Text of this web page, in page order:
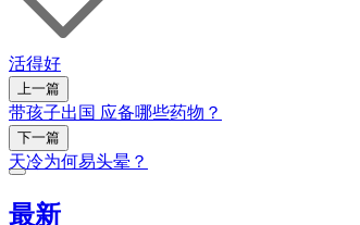
活得好
上一篇
带孩子出国 应备哪些药物？
下一篇
天冷为何易头晕？
最新